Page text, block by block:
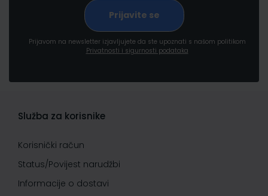
Prijavom na newsletter izjavljujete da ste upoznati s našom politikom
Privatnosti i sigurnosti podataka
Služba za korisnike
Korisnički račun
Status/Povijest narudžbi
Informacije o dostavi